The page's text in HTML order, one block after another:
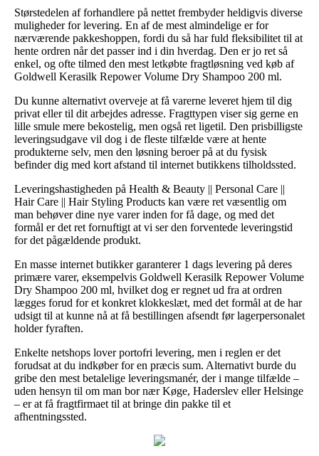
Størstedelen af forhandlere på nettet frembyder heldigvis diverse
muligheder for levering. En af de mest almindelige er for
nærværende pakkeshoppen, fordi du så har fuld fleksibilitet til at
hente ordren når det passer ind i din hverdag. Den er jo ret så
enkel, og ofte tilmed den mest letkøbte fragtløsning ved køb af
Goldwell Kerasilk Repower Volume Dry Shampoo 200 ml.
Du kunne alternativt overveje at få varerne leveret hjem til dig
privat eller til dit arbejdes adresse. Fragttypen viser sig gerne en
lille smule mere bekostelig, men også ret ligetil. Den prisbilligste
leveringsudgave vil dog i de fleste tilfælde være at hente
produkterne selv, men den løsning beroer på at du fysisk
befinder dig med kort afstand til internet butikkens tilholdssted.
Leveringshastigheden på Health & Beauty || Personal Care ||
Hair Care || Hair Styling Products kan være ret væsentlig om
man behøver dine nye varer inden for få dage, og med det
formål er det ret fornuftigt at vi ser den forventede leveringstid
for det pågældende produkt.
En masse internet butikker garanterer 1 dags levering på deres
primære varer, eksempelvis Goldwell Kerasilk Repower Volume
Dry Shampoo 200 ml, hvilket dog er regnet ud fra at ordren
lægges forud for et konkret klokkeslæt, med det formål at de har
udsigt til at kunne nå at få bestillingen afsendt før lagerpersonalet
holder fyraften.
Enkelte netshops lover portofri levering, men i reglen er det
forudsat at du indkøber for en præcis sum. Alternativt burde du
gribe den mest betalelige leveringsmanér, der i mange tilfælde –
uden hensyn til om man bor nær Køge, Haderslev eller Helsinge
– er at få fragtfirmaet til at bringe din pakke til et
afhentningssted.